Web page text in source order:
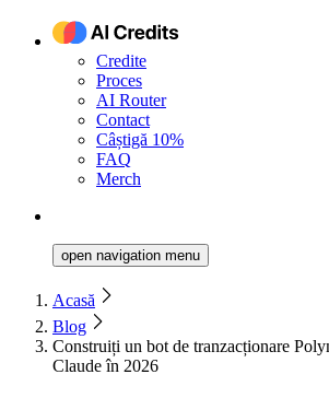
Credite
Proces
AI Router
Contact
Câștigă 10%
FAQ
Merch
open navigation menu
Acasă
Blog
Construiți un bot de tranzacționare
Claude în 2026